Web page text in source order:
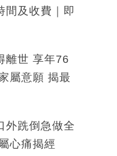
間及收費｜即
離世 享年76
屬意願 揭最
外跣倒急做全
心痛揭經